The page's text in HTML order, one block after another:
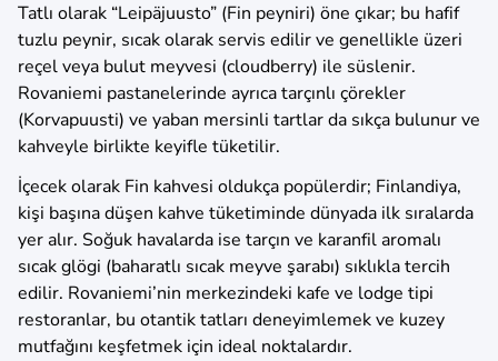
Tatlı olarak “Leipäjuusto” (Fin peyniri) öne çıkar; bu hafif
tuzlu peynir, sıcak olarak servis edilir ve genellikle üzeri
reçel veya bulut meyvesi (cloudberry) ile süslenir.
Rovaniemi pastanelerinde ayrıca tarçınlı çörekler
(Korvapuusti) ve yaban mersinli tartlar da sıkça bulunur ve
kahveyle birlikte keyifle tüketilir.
İçecek olarak Fin kahvesi oldukça popülerdir; Finlandiya,
kişi başına düşen kahve tüketiminde dünyada ilk sıralarda
yer alır. Soğuk havalarda ise tarçın ve karanfil aromalı
sıcak glögi (baharatlı sıcak meyve şarabı) sıklıkla tercih
edilir. Rovaniemi’nin merkezindeki kafe ve lodge tipi
restoranlar, bu otantik tatları deneyimlemek ve kuzey
mutfağını keşfetmek için ideal noktalardır.